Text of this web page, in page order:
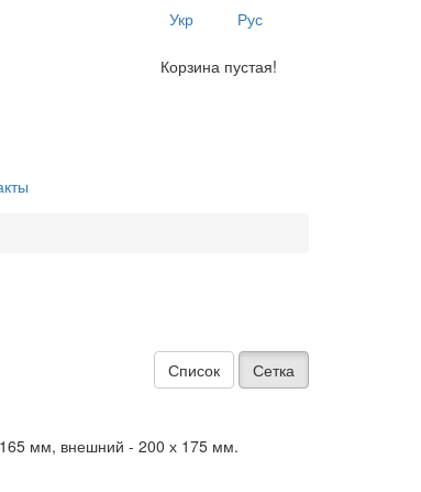
Укр Рус
Корзина пустая!
Список Сетка
мм, внешний - 200 х 175 мм.